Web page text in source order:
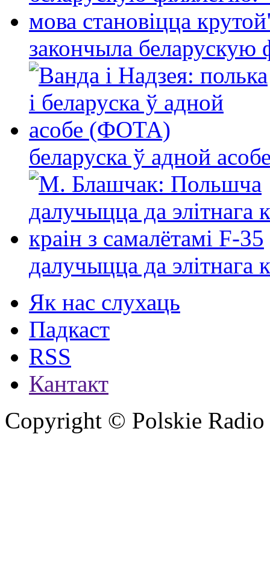
закончыла беларускую
беларуска ў адной
далучыцца да элітнага
Як нас слухаць
Падкаст
RSS
Кантакт
Copyright © Polskie